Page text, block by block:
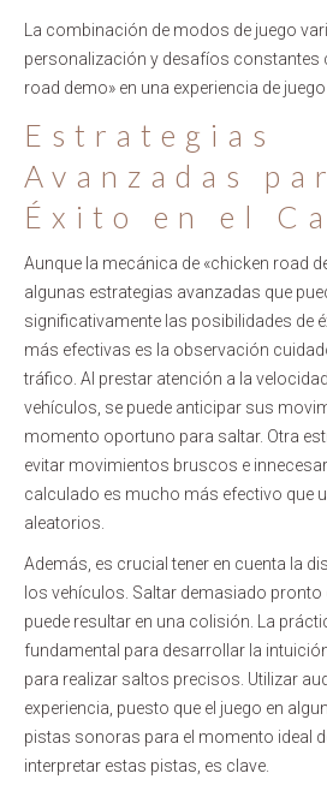
La combinación de modos de juego
personalización y desafíos constantes
road demo» en una experiencia de
Estrategias
Avanzadas
Éxito en el
Aunque la mecánica de «chicken road
algunas estrategias avanzadas que
significativamente las posibilidades de
más efectivas es la observación
tráfico. Al prestar atención a la
vehículos, se puede anticipar sus
momento oportuno para saltar. Otra
evitar movimientos bruscos e
calculado es mucho más efectivo que
aleatorios.
Además, es crucial tener en cuenta la
los vehículos. Saltar demasiado
puede resultar en una colisión. La
fundamental para desarrollar la
para realizar saltos precisos. Utilizar
experiencia, puesto que el juego en
pistas sonoras para el momento ideal
interpretar estas pistas, es clave.